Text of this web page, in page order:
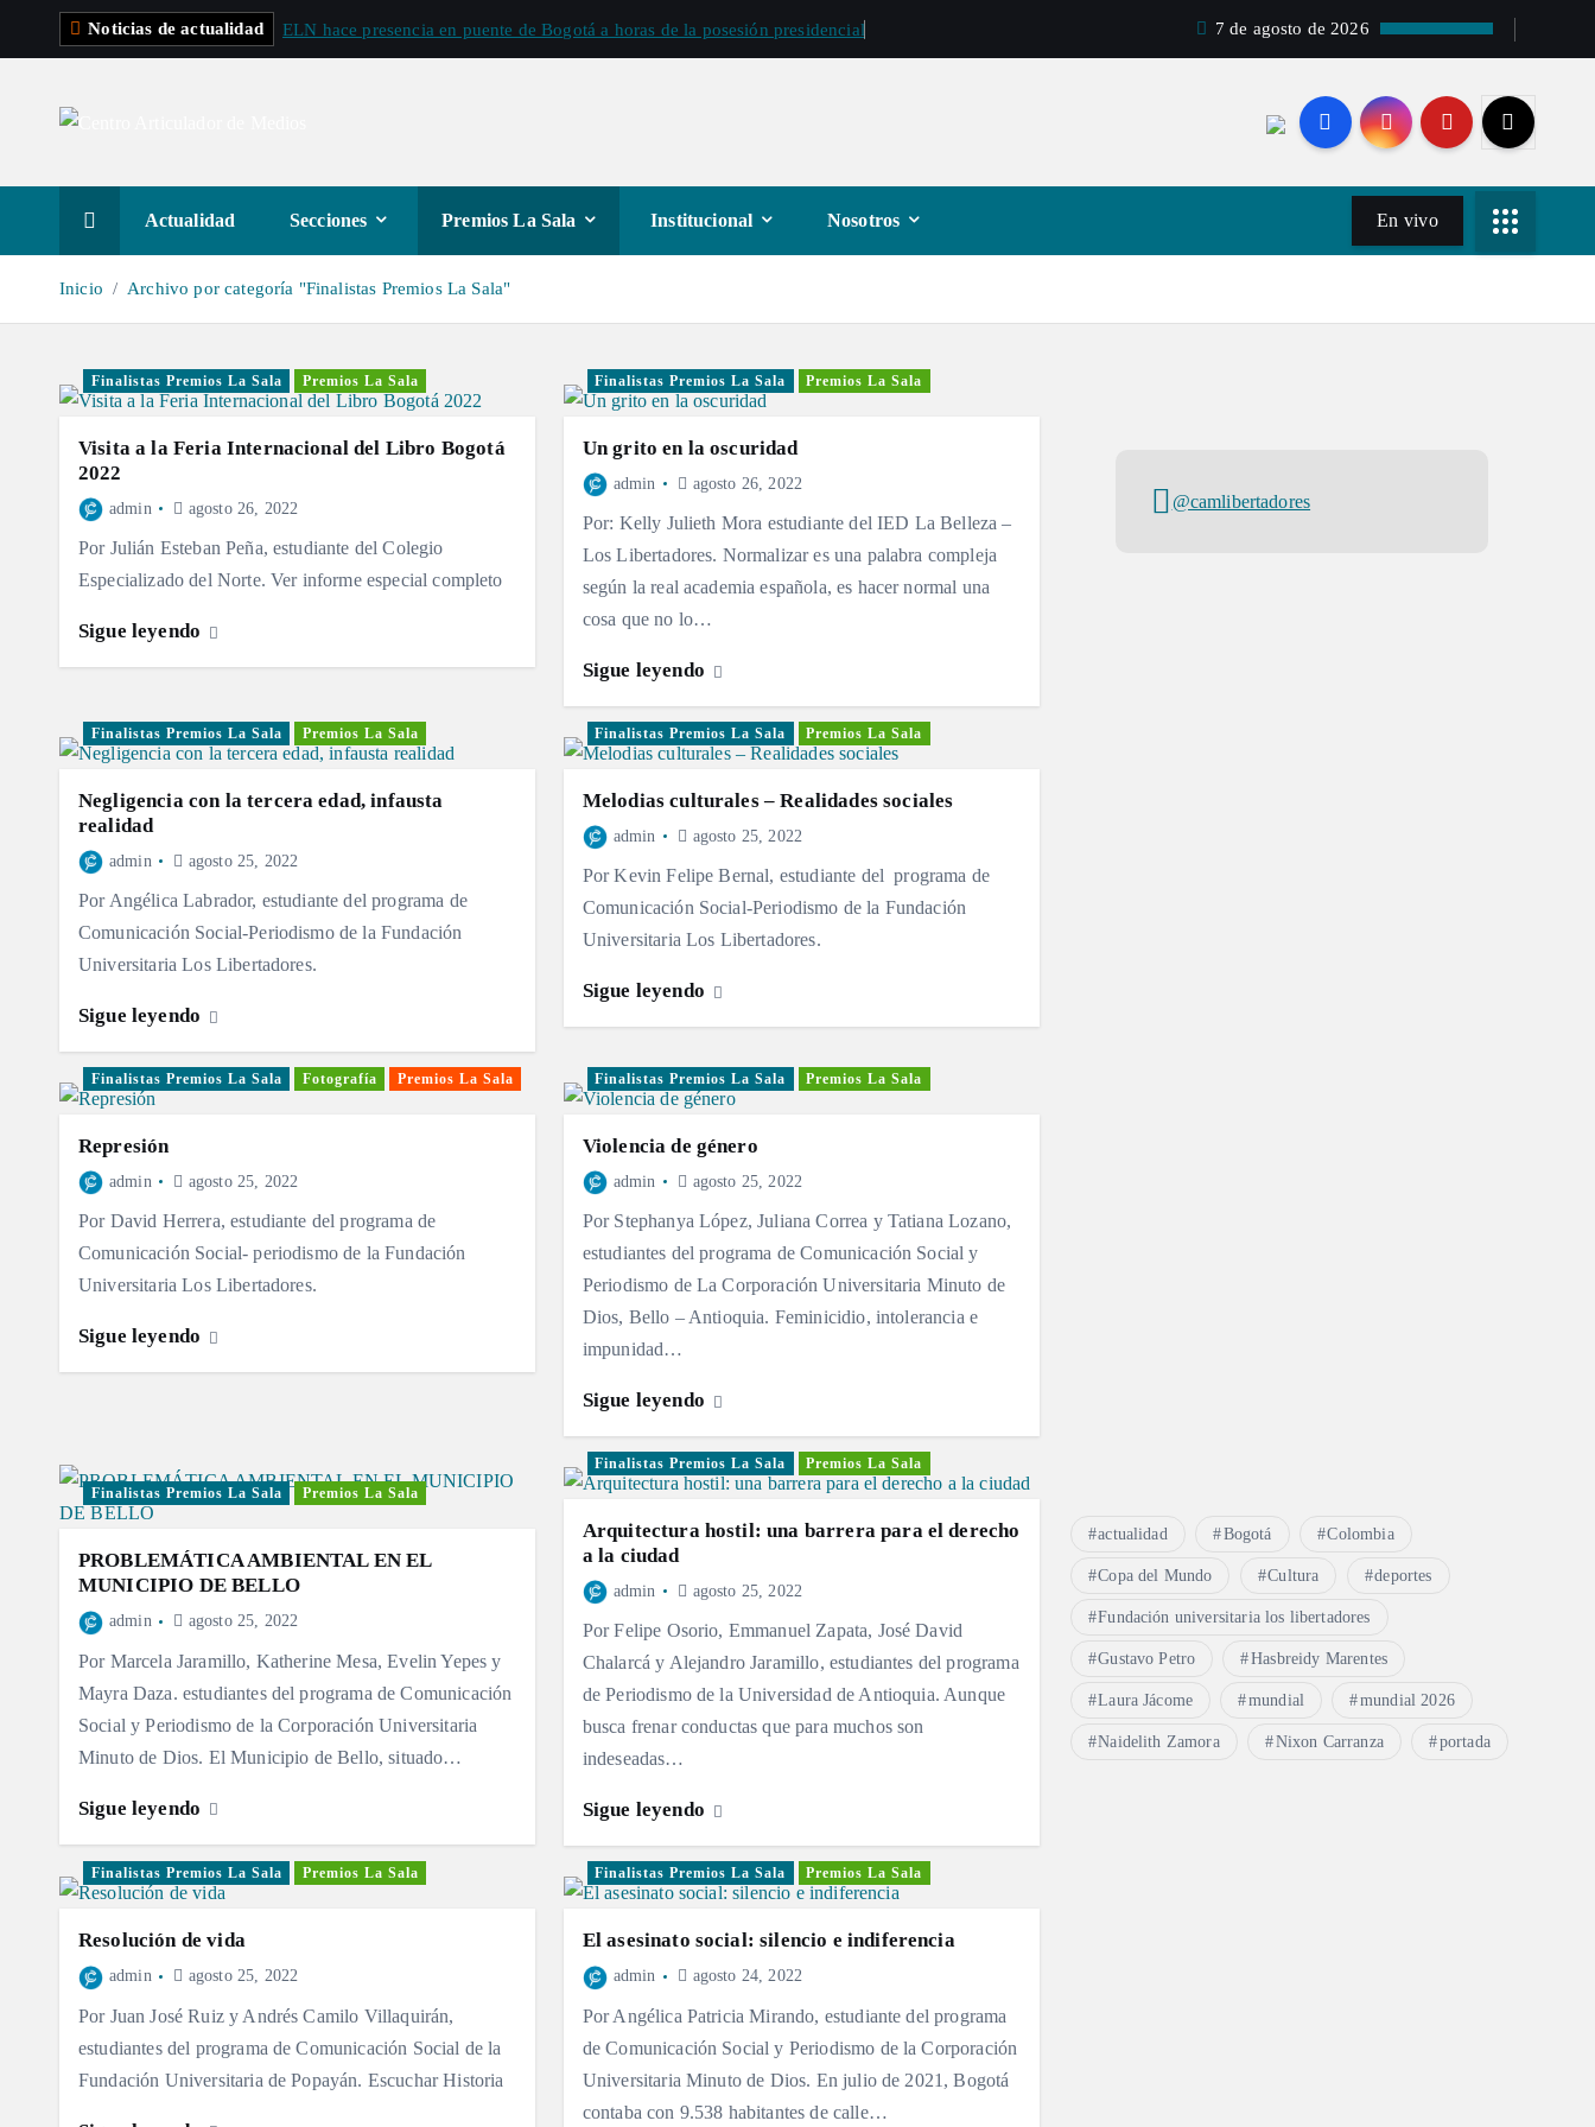
Noticias de actualidad ELN hace presencia en puente de Bogotá a horas de la posesión presidencial 7 de agosto de 2026
Actualidad Secciones Premios La Sala Institucional Nosotros En vivo
Inicio Archivo por categoría "Finalistas Premios La Sala"
Finalistas Premios La Sala Premios La Sala
Visita a la Feria Internacional del Libro Bogotá
2022
admin agosto 26, 2022
Por Julián Esteban Peña, estudiante del Colegio
Especializado del Norte. Ver informe especial completo
Sigue leyendo
Finalistas Premios La Sala Premios La Sala
Un grito en la oscuridad
admin agosto 26, 2022
Por: Kelly Julieth Mora estudiante del IED La Belleza –
Los Libertadores. Normalizar es una palabra compleja
según la real academia española, es hacer normal una
cosa que no lo…
Sigue leyendo
Finalistas Premios La Sala Premios La Sala
Negligencia con la tercera edad, infausta
realidad
admin agosto 25, 2022
Por Angélica Labrador, estudiante del programa de
Comunicación Social-Periodismo de la Fundación
Universitaria Los Libertadores.
Sigue leyendo
Finalistas Premios La Sala Premios La Sala
Melodias culturales – Realidades sociales
admin agosto 25, 2022
Por Kevin Felipe Bernal, estudiante del programa de
Comunicación Social-Periodismo de la Fundación
Universitaria Los Libertadores.
Sigue leyendo
Finalistas Premios La Sala Fotografía Premios La Sala
Represión
admin agosto 25, 2022
Por David Herrera, estudiante del programa de
Comunicación Social- periodismo de la Fundación
Universitaria Los Libertadores.
Sigue leyendo
Finalistas Premios La Sala Premios La Sala
Violencia de género
admin agosto 25, 2022
Por Stephanya López, Juliana Correa y Tatiana Lozano,
estudiantes del programa de Comunicación Social y
Periodismo de La Corporación Universitaria Minuto de
Dios, Bello – Antioquia. Feminicidio, intolerancia e
impunidad…
Sigue leyendo
Finalistas Premios La Sala Premios La Sala
PROBLEMÁTICA AMBIENTAL EN EL
MUNICIPIO DE BELLO
admin agosto 25, 2022
Por Marcela Jaramillo, Katherine Mesa, Evelin Yepes y
Mayra Daza. estudiantes del programa de Comunicación
Social y Periodismo de la Corporación Universitaria
Minuto de Dios. El Municipio de Bello, situado…
Sigue leyendo
Finalistas Premios La Sala Premios La Sala
Arquitectura hostil: una barrera para el derecho
a la ciudad
admin agosto 25, 2022
Por Felipe Osorio, Emmanuel Zapata, José David
Chalarcá y Alejandro Jaramillo, estudiantes del programa
de Periodismo de la Universidad de Antioquia. Aunque
busca frenar conductas que para muchos son
indeseadas…
Sigue leyendo
Finalistas Premios La Sala Premios La Sala
Resolución de vida
admin agosto 25, 2022
Por Juan José Ruiz y Andrés Camilo Villaquirán,
estudiantes del programa de Comunicación Social de la
Fundación Universitaria de Popayán. Escuchar Historia
Finalistas Premios La Sala Premios La Sala
El asesinato social: silencio e indiferencia
admin agosto 24, 2022
Por Angélica Patricia Mirando, estudiante del programa
de Comunicación Social y Periodismo de la Corporación
Universitaria Minuto de Dios. En julio de 2021, Bogotá
contaba con 9.538 habitantes de calle…
@camlibertadores
actualidad Bogotá Colombia
Copa del Mundo Cultura deportes
Fundación universitaria los libertadores
Gustavo Petro Hasbreidy Marentes
Laura Jácome mundial mundial 2026
Naidelith Zamora Nixon Carranza portada